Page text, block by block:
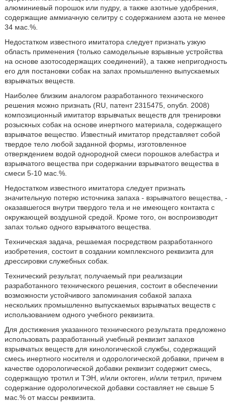
алюминиевый порошок или пудру, а также азотные удобрения,
содержащие аммиачную селитру с содержанием азота не менее
34 мас.%.
Недостатком известного имитатора следует признать узкую
область применения (только самодельные взрывные устройства
на основе азотосодержащих соединений), а также непригодность
его для постановки собак на запах промышленно выпускаемых
взрывчатых веществ.
Наиболее близким аналогом разработанного технического
решения можно признать (RU, патент 2315475, опубл. 2008)
композиционный имитатор взрывчатых веществ для тренировки
розыскных собак на основе инертного материала, содержащего
взрывчатое вещество. Известный имитатор представляет собой
твердое тело любой заданной формы, изготовленное
отверждением водой однородной смеси порошков алебастра и
взрывчатого вещества при содержании взрывчатого вещества в
смеси 5-10 мас.%.
Недостатком известного имитатора следует признать
значительную потерю источника запаха - взрывчатого вещества, -
оказавшегося внутри твердого тела и не имеющего контакта с
окружающей воздушной средой. Кроме того, он воспроизводит
запах только одного взрывчатого вещества.
Техническая задача, решаемая посредством разработанного
изобретения, состоит в создании комплексного реквизита для
дрессировки служебных собак.
Технический результат, получаемый при реализации
разработанного технического решения, состоит в обеспечении
возможности устойчивого запоминания собакой запаха
нескольких промышленно выпускаемых взрывчатых веществ с
использованием одного учебного реквизита.
Для достижения указанного технического результата предложено
использовать разработанный учебный реквизит запахов
взрывчатых веществ для кинологической службы, содержащий
смесь инертного носителя и одорологической добавки, причем в
качестве одорологической добавки реквизит содержит смесь,
содержащую тротил и ТЭН, и/или октоген, и/или тетрил, причем
содержание одорологической добавки составляет не свыше 5
мас.% от массы реквизита.